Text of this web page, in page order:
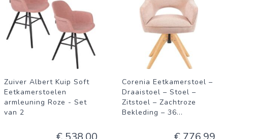
Zuiver Albert Kuip Soft
Eetkamerstoelen
armleuning Roze - Set
van 2
Corenia Eetkamerstoel –
Draaistoel – Stoel –
Zitstoel – Zachtroze
Bekleding – 36...